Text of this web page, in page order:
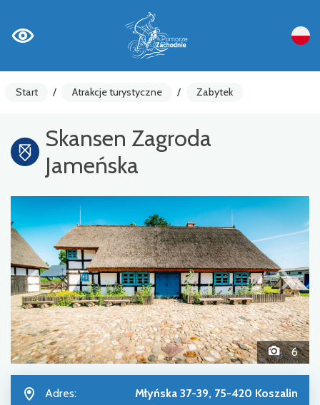
Start / Atrakcje turystyczne / Zabytek
Skansen Zagroda
Jameńska
6
Adres:
Młyńska 37-39, 75-420 Koszalin